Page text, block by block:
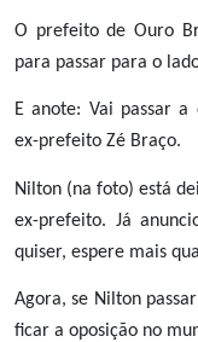
O prefeito de Ouro
para passar para o
E anote: Vai passar
ex-prefeito Zé Braço.
Nilton (na foto) está
ex-prefeito. Já
quiser, espere mais
Agora, se Nilton
ficar a oposição no